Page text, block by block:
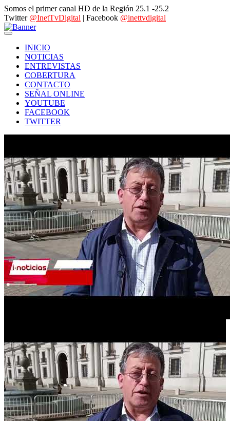
Somos el primer canal HD de la Región 25.1 -25.2
Twitter @InetTvDigital | Facebook @inettvdigital
INICIO
NOTICIAS
ENTREVISTAS
COBERTURA
CONTACTO
SEÑAL ONLINE
YOUTUBE
FACEBOOK
TWITTER